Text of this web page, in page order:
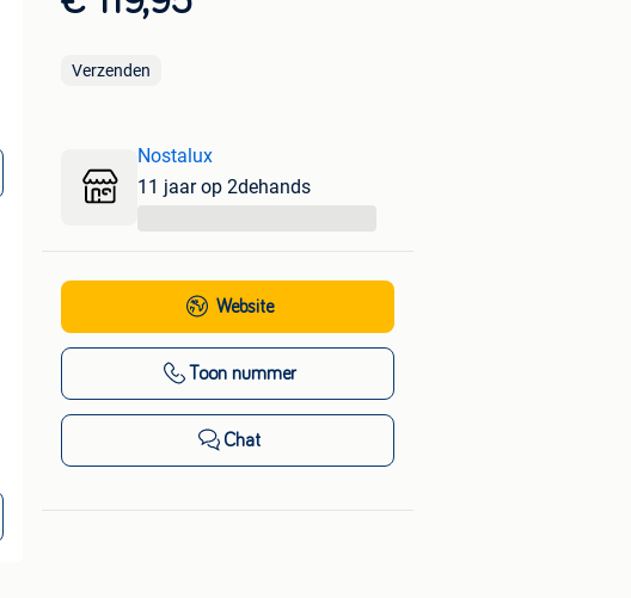
Verzenden
Nostalux
11 jaar op 2dehands
Website
Toon nummer
Chat